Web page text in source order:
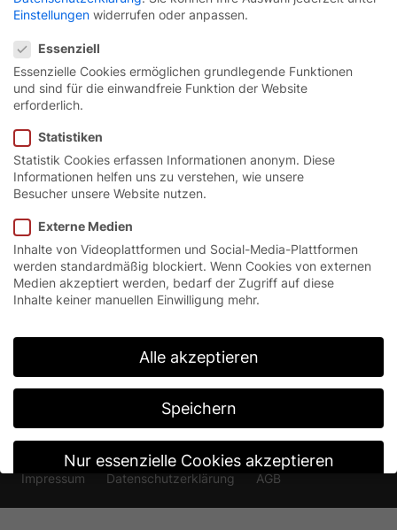
Unternehmen
Kontakt & Weiteres
Impressum Datenschutzerklärung AGB
Einstellungen widerrufen oder anpassen.
Essenziell
Essenzielle Cookies ermöglichen grundlegende Funktionen
und sind für die einwandfreie Funktion der Website
erforderlich.
Statistiken
Statistik Cookies erfassen Informationen anonym. Diese
Informationen helfen uns zu verstehen, wie unsere
Besucher unsere Website nutzen.
Externe Medien
Inhalte von Videoplattformen und Social-Media-Plattformen
werden standardmäßig blockiert. Wenn Cookies von externen
Medien akzeptiert werden, bedarf der Zugriff auf diese
Inhalte keiner manuellen Einwilligung mehr.
Alle akzeptieren
Speichern
Nur essenzielle Cookies akzeptieren
Individuelle Datenschutzeinstellungen